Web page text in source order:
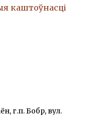
каштоўнасці
г.п. Бобр, вул.